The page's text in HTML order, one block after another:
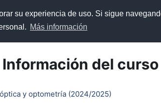
su experiencia de uso. Si sigue
Más información
Principal
ADD Recursos y manuales
Información del curso
y optometría (2024/2025)